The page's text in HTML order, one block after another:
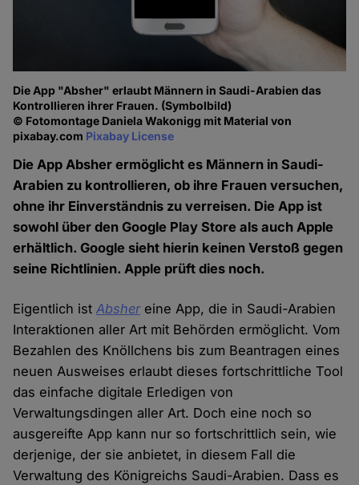
Die App "Absher" erlaubt Männern in Saudi-Arabien das
Kontrollieren ihrer Frauen. (Symbolbild)
© Fotomontage Daniela Wakonigg mit Material von
pixabay.com Pixabay License
Die App Absher ermöglicht es Männern in Saudi-
Arabien zu kontrollieren, ob ihre Frauen versuchen,
ohne ihr Einverständnis zu verreisen. Die App ist
sowohl über den Google Play Store als auch Apple
erhältlich. Google sieht hierin keinen Verstoß gegen
seine Richtlinien. Apple prüft dies noch.
Eigentlich istAbsher eine App, die in Saudi-Arabien
Interaktionen aller Art mit Behörden ermöglicht. Vom
Bezahlen des Knöllchens bis zum Beantragen eines
neuen Ausweises erlaubt dieses fortschrittliche Tool
das einfache digitale Erledigen von
Verwaltungsdingen aller Art. Doch eine noch so
ausgereifte App kann nur so fortschrittlich sein, wie
derjenige, der sie anbietet, in diesem Fall die
Verwaltung des Königreichs Saudi-Arabien. Dass es